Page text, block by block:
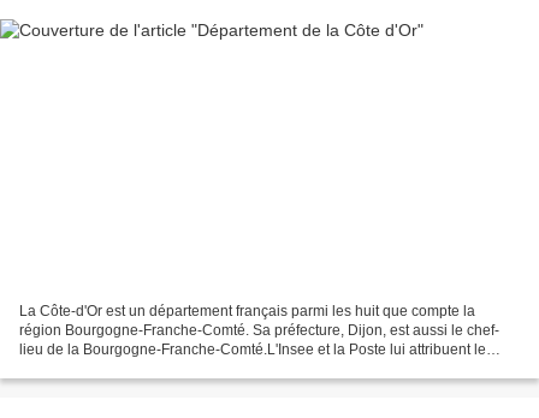
La Côte-d'Or est un département français parmi les huit que compte la
région Bourgogne-Franche-Comté. Sa préfecture, Dijon, est aussi le chef-
lieu de la Bourgogne-Franche-Comté.L'Insee et la Poste lui attribuent le